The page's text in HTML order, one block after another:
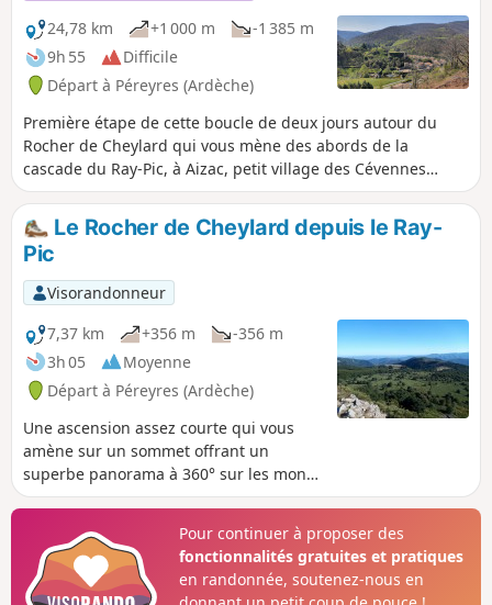
24,78 km
+1 000 m
-1 385 m
9h 55
Difficile
Départ à Péreyres (Ardèche)
Première étape de cette boucle de deux jours autour du
Rocher de Cheylard qui vous mène des abords de la
cascade du Ray-Pic, à Aizac, petit village des Cévennes
Ardéchoises, perché sur son col, entre Volane et Besorgues.
Forêts de hêtres, landes à genêts, châtaigniers, voies
romaines, torrents aux eaux limpides, cols aux vues
imprenables ... vous cheminez du plateau ardéchois vers la
basse Ardèche.
Le Rocher de Cheylard depuis le Ray-
Pic
Visorandonneur
7,37 km
+356 m
-356 m
3h 05
Moyenne
Départ à Péreyres (Ardèche)
Une ascension assez courte qui vous
amène sur un sommet offrant un
superbe panorama à 360° sur les monts
d'Ardèche et les Alpes. C'est un simple
emprunte des chemins de crêtes avec
aussi des vues magnifiques. Au retour,
prendre le temps d'aller voir la cascade
Pour continuer à proposer des
fonctionnalités gratuites et pratiques
en randonnée, soutenez-nous en